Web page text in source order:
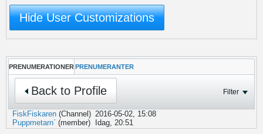
Hide User Customizations
PRENUMERATIONER PRENUMERANTER
Back to Profile Filter
FiskFiskaren (Channel) 2016-05-02, 15:08
Puppmetarn´ (member) Idag, 20:51